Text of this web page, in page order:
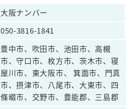
大阪ナンバー
050-3816-1841
豊中市、吹田市、池田市、高槻
市、守口市、枚方市、茨木市、寝
屋川市、東大阪市、 箕面市、門真
市、摂津市、八尾市、大東市、四
條畷市、交野市、豊能郡、三島郡